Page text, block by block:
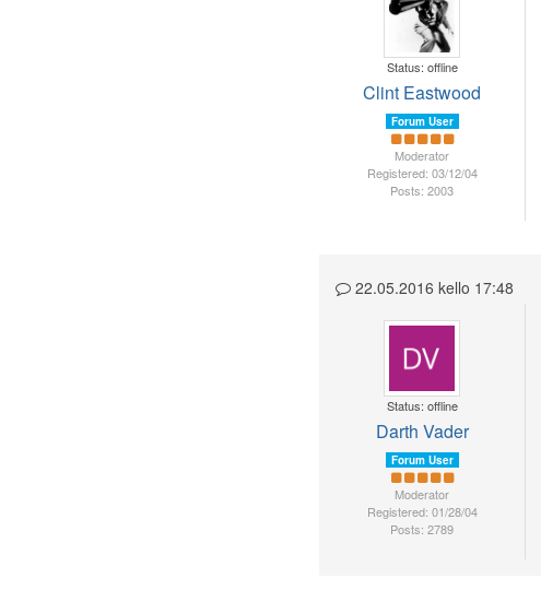
Status: offline
Clint Eastwood
Forum User
Moderator
Registered: 03/12/04
Posts: 2003
22.05.2016 kello 17:48
Status: offline
Darth Vader
Forum User
Moderator
Registered: 01/28/04
Posts: 2789